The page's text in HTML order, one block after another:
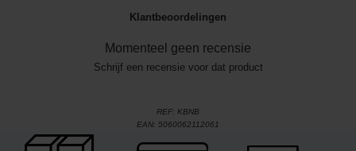
Klantbeoordelingen
Momenteel geen recensie
Schrijf een recensie voor dat product
REF: KBNB
EAN: 5060062112061